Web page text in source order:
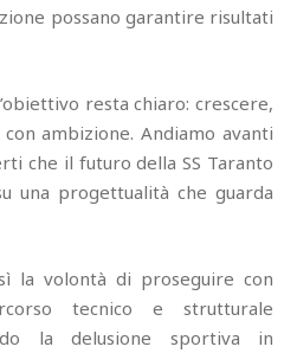
possano garantire risultati
resta chiaro: crescere,
ambizione. Andiamo avanti
che il futuro della SS Taranto
una progettualità che guarda
la volontà di proseguire con
tecnico e strutturale
la delusione sportiva in